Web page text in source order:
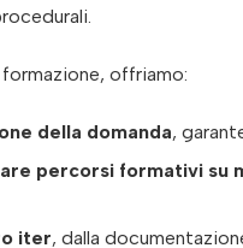
offriamo:
della domanda,
percorsi formativi su
iter, dalla